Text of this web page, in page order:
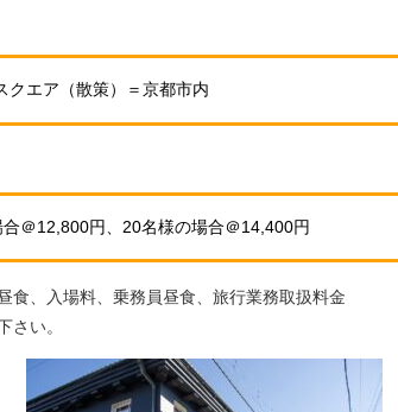
クエア（散策）＝京都市内
＠12,800円、20名様の場合＠14,400円
食、入場料、乗務員昼食、旅行業務取扱料金
さい。